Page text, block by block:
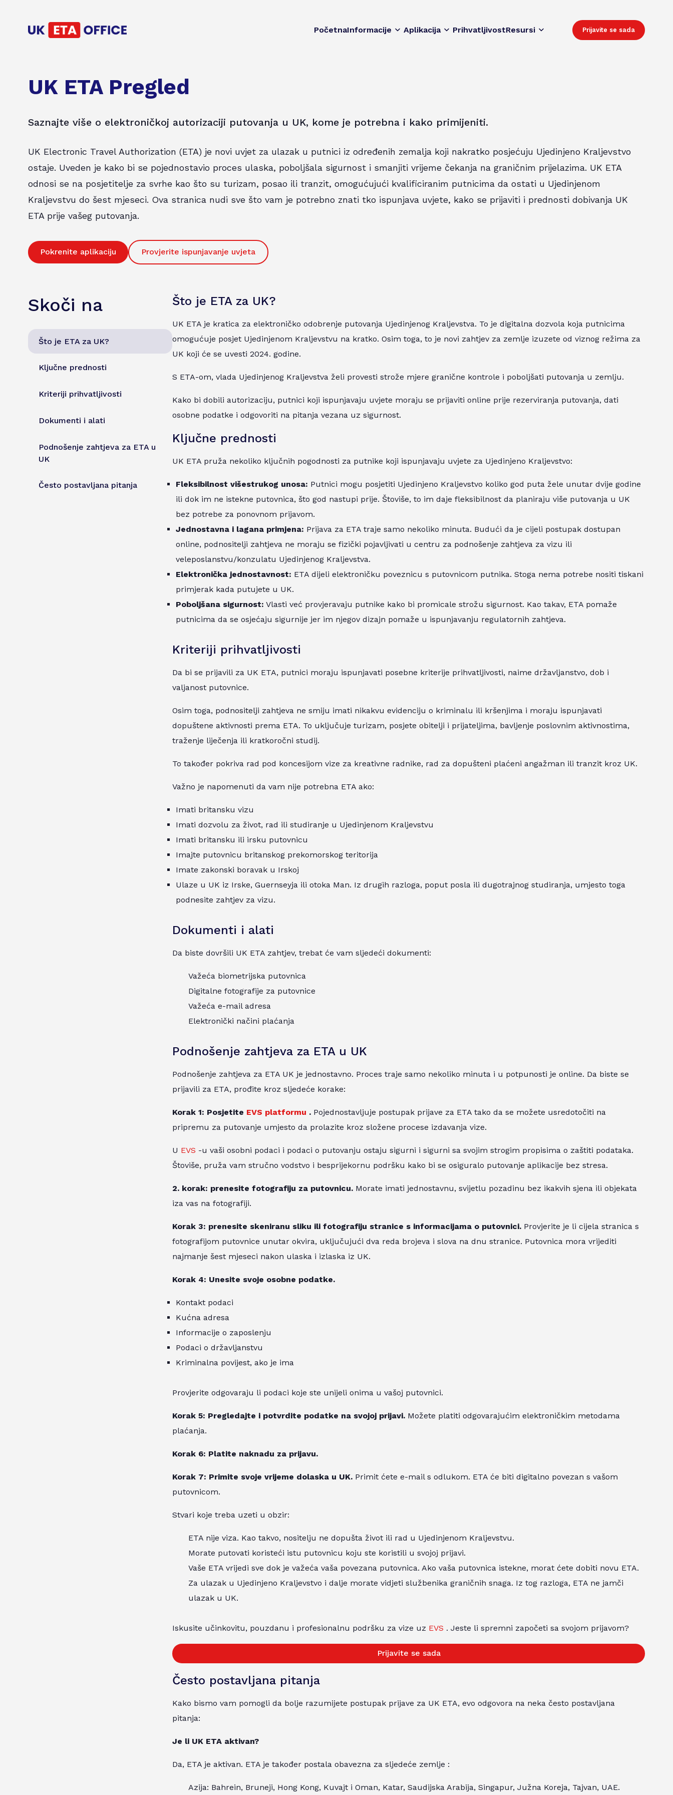
PočetnaInformacije Aplikacija PrihvatljivostResursi Prijavite se sada
UK ETA Pregled
Saznajte više o elektroničkoj autorizaciji putovanja u UK, kome je potrebna i kako primijeniti.
UK Electronic Travel Authorization (ETA) je novi uvjet za ulazak u putnici iz određenih zemalja koji nakratko posjećuju Ujedinjeno Kraljevstvo
ostaje. Uveden je kako bi se pojednostavio proces ulaska, poboljšala sigurnost i smanjiti vrijeme čekanja na graničnim prijelazima. UK ETA
odnosi se na posjetitelje za svrhe kao što su turizam, posao ili tranzit, omogućujući kvalificiranim putnicima da ostati u Ujedinjenom
Kraljevstvu do šest mjeseci. Ova stranica nudi sve što vam je potrebno znati tko ispunjava uvjete, kako se prijaviti i prednosti dobivanja UK
ETA prije vašeg putovanja.
Pokrenite aplikaciju Provjerite ispunjavanje uvjeta
Skoči na
Što je ETA za UK?
Ključne prednosti
Kriteriji prihvatljivosti
Dokumenti i alati
Podnošenje zahtjeva za ETA u
UK
Često postavljana pitanja
Što je ETA za UK?
UK ETA je kratica za elektroničko odobrenje putovanja Ujedinjenog Kraljevstva. To je digitalna dozvola koja putnicima
omogućuje posjet Ujedinjenom Kraljevstvu na kratko. Osim toga, to je novi zahtjev za zemlje izuzete od viznog režima za
UK koji će se uvesti 2024. godine.
S ETA-om, vlada Ujedinjenog Kraljevstva želi provesti strože mjere granične kontrole i poboljšati putovanja u zemlju.
Kako bi dobili autorizaciju, putnici koji ispunjavaju uvjete moraju se prijaviti online prije rezerviranja putovanja, dati
osobne podatke i odgovoriti na pitanja vezana uz sigurnost.
Ključne prednosti
UK ETA pruža nekoliko ključnih pogodnosti za putnike koji ispunjavaju uvjete za Ujedinjeno Kraljevstvo:
Fleksibilnost višestrukog unosa: Putnici mogu posjetiti Ujedinjeno Kraljevstvo koliko god puta žele unutar dvije godine
ili dok im ne istekne putovnica, što god nastupi prije. Štoviše, to im daje fleksibilnost da planiraju više putovanja u UK
bez potrebe za ponovnom prijavom.
Jednostavna i lagana primjena: Prijava za ETA traje samo nekoliko minuta. Budući da je cijeli postupak dostupan
online, podnositelji zahtjeva ne moraju se fizički pojavljivati ​​u centru za podnošenje zahtjeva za vizu ili
veleposlanstvu/konzulatu Ujedinjenog Kraljevstva.
Elektronička jednostavnost: ETA dijeli elektroničku poveznicu s putovnicom putnika. Stoga nema potrebe nositi tiskani
primjerak kada putujete u UK.
Poboljšana sigurnost: Vlasti već provjeravaju putnike kako bi promicale strožu sigurnost. Kao takav, ETA pomaže
putnicima da se osjećaju sigurnije jer im njegov dizajn pomaže u ispunjavanju regulatornih zahtjeva.
Kriteriji prihvatljivosti
Da bi se prijavili za UK ETA, putnici moraju ispunjavati posebne kriterije prihvatljivosti, naime državljanstvo, dob i
valjanost putovnice.
Osim toga, podnositelji zahtjeva ne smiju imati nikakvu evidenciju o kriminalu ili kršenjima i moraju ispunjavati
dopuštene aktivnosti prema ETA. To uključuje turizam, posjete obitelji i prijateljima, bavljenje poslovnim aktivnostima,
traženje liječenja ili kratkoročni studij.
To također pokriva rad pod koncesijom vize za kreativne radnike, rad za dopušteni plaćeni angažman ili tranzit kroz UK.
Važno je napomenuti da vam nije potrebna ETA ako:
Imati britansku vizu
Imati dozvolu za život, rad ili studiranje u Ujedinjenom Kraljevstvu
Imati britansku ili irsku putovnicu
Imajte putovnicu britanskog prekomorskog teritorija
Imate zakonski boravak u Irskoj
Ulaze u UK iz Irske, Guernseyja ili otoka Man. Iz drugih razloga, poput posla ili dugotrajnog studiranja, umjesto toga
podnesite zahtjev za vizu.
Dokumenti i alati
Da biste dovršili UK ETA zahtjev, trebat će vam sljedeći dokumenti:
Važeća biometrijska putovnica
Digitalne fotografije za putovnice
Važeća e-mail adresa
Elektronički načini plaćanja
Podnošenje zahtjeva za ETA u UK
Podnošenje zahtjeva za ETA UK je jednostavno. Proces traje samo nekoliko minuta i u potpunosti je online. Da biste se
prijavili za ETA, prođite kroz sljedeće korake:
Korak 1: Posjetite EVS platformu . Pojednostavljuje postupak prijave za ETA tako da se možete usredotočiti na
pripremu za putovanje umjesto da prolazite kroz složene procese izdavanja vize.
U EVS -u vaši osobni podaci i podaci o putovanju ostaju sigurni i sigurni sa svojim strogim propisima o zaštiti podataka.
Štoviše, pruža vam stručno vodstvo i besprijekornu podršku kako bi se osiguralo putovanje aplikacije bez stresa.
2. korak: prenesite fotografiju za putovnicu. Morate imati jednostavnu, svijetlu pozadinu bez ikakvih sjena ili objekata
iza vas na fotografiji.
Korak 3: prenesite skeniranu sliku ili fotografiju stranice s informacijama o putovnici. Provjerite je li cijela stranica s
fotografijom putovnice unutar okvira, uključujući dva reda brojeva i slova na dnu stranice. Putovnica mora vrijediti
najmanje šest mjeseci nakon ulaska i izlaska iz UK.
Korak 4: Unesite svoje osobne podatke.
Kontakt podaci
Kućna adresa
Informacije o zaposlenju
Podaci o državljanstvu
Kriminalna povijest, ako je ima
Provjerite odgovaraju li podaci koje ste unijeli onima u vašoj putovnici.
Korak 5: Pregledajte i potvrdite podatke na svojoj prijavi. Možete platiti odgovarajućim elektroničkim metodama
plaćanja.
Korak 6: Platite naknadu za prijavu.
Korak 7: Primite svoje vrijeme dolaska u UK. Primit ćete e-mail s odlukom. ETA će biti digitalno povezan s vašom
putovnicom.
Stvari koje treba uzeti u obzir:
ETA nije viza. Kao takvo, nositelju ne dopušta život ili rad u Ujedinjenom Kraljevstvu.
Morate putovati koristeći istu putovnicu koju ste koristili u svojoj prijavi.
Vaše ETA vrijedi sve dok je važeća vaša povezana putovnica. Ako vaša putovnica istekne, morat ćete dobiti novu ETA.
Za ulazak u Ujedinjeno Kraljevstvo i dalje morate vidjeti službenika graničnih snaga. Iz tog razloga, ETA ne jamči
ulazak u UK.
Iskusite učinkovitu, pouzdanu i profesionalnu podršku za vize uz EVS . Jeste li spremni započeti sa svojom prijavom?
Prijavite se sada
Često postavljana pitanja
Kako bismo vam pomogli da bolje razumijete postupak prijave za UK ETA, evo odgovora na neka često postavljana
pitanja:
Je li UK ETA aktivan?
Da, ETA je aktivan. ETA je također postala obavezna za sljedeće zemlje :
Azija: Bahrein, Bruneji, Hong Kong, Kuvajt i Oman, Katar, Saudijska Arabija, Singapur, Južna Koreja, Tajvan, UAE.